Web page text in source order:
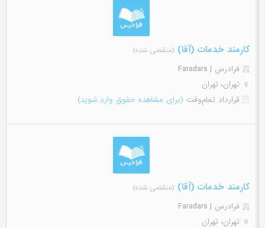
کارمند خدمات (آقا) (منقضی شده)
فرادرس | Faradars
تهران، تهران
قرارداد تمام‌وقت (برای مشاهده حقوق وارد شوید)
کارمند خدمات (آقا) (منقضی شده)
فرادرس | Faradars
تهران، تهران